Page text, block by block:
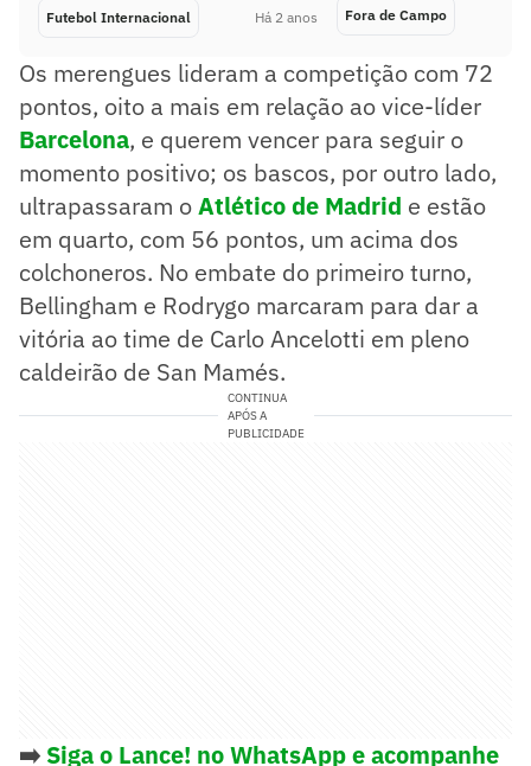
Futebol Internacional Há 2 anos Fora de Campo
Os merengues lideram a competição com 72
pontos, oito a mais em relação ao vice-líder
Barcelona, e querem vencer para seguir o
momento positivo; os bascos, por outro lado,
ultrapassaram oAtlético de Madrid e estão
em quarto, com 56 pontos, um acima dos
colchoneros. No embate do primeiro turno,
Bellingham e Rodrygo marcaram para dar a
vitória ao time de Carlo Ancelotti em pleno
caldeirão de San Mamés.
CONTINUA
APÓS A
PUBLICIDADE
➡️ Siga o Lance! no WhatsApp e acompanhe